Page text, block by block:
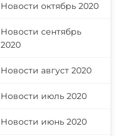
Новости октябрь 2020
Новости сентябрь
2020
Новости август 2020
Новости июль 2020
Новости июнь 2020